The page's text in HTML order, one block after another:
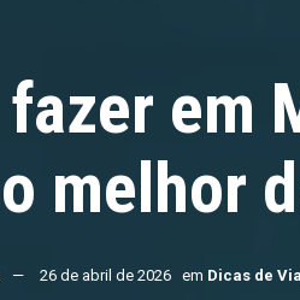
fazer em
melhor
26 de abril de 2026 em Dicas de